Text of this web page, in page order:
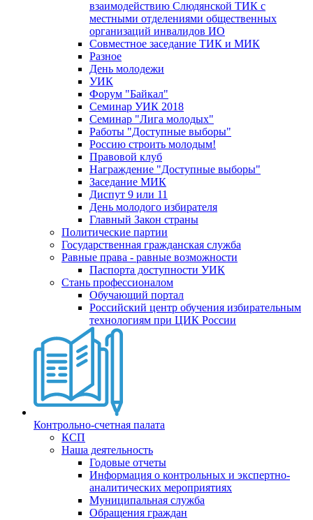
взаимодействию Слюдянской ТИК с
местными отделениями общественных
организаций инвалидов ИО
Совместное заседание ТИК и МИК
Разное
День молодежи
УИК
Форум "Байкал"
Семинар УИК 2018
Семинар "Лига молодых"
Работы "Доступные выборы"
Россию строить молодым!
Правовой клуб
Награждение "Доступные выборы"
Заседание МИК
Диспут 9 или 11
День молодого избирателя
Главный Закон страны
Политические партии
Государственная гражданская служба
Равные права - равные возможности
Паспорта доступности УИК
Стань профессионалом
Обучающий портал
Российский центр обучения избирательным
технологиям при ЦИК России
Контрольно-счетная палата
КСП
Наша деятельность
Годовые отчеты
Информация о контрольных и экспертно-
аналитических мероприятиях
Муниципальная служба
Обращения граждан